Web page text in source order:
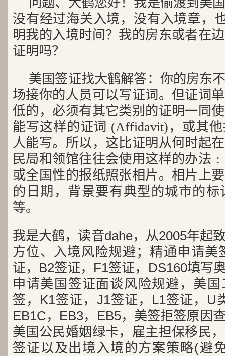
没有经过海关入境，没有入境章，
明我的入境时间？我的房东或者在
证明吗？
美国签证找大鹤解答：你的房东
场接你的人员可以写证词。但证词
低的，必须有其它类别的证明一同
能写这样的证词 (Affidavit)，或其
人能写。所以，这比证明从何时起
民局和领馆往往会使用这样的办法
或全国性的报纸照张相片。相片上
的日期，背景要有典型的城市的
等。
我是大鹤，读音dahe，从2005年起
方位、入境风险规避；精通申请美
证，B2签证，F1签证，DS160填写
申请美国签证面谈风险规避，美
签，K1签证，J1签证，L1签证，U
EB1C，EB3，EB5，美签拒签原因
美国公民婚姻绿卡，雇主担保移民
签证以及出境入境的方案策略(避